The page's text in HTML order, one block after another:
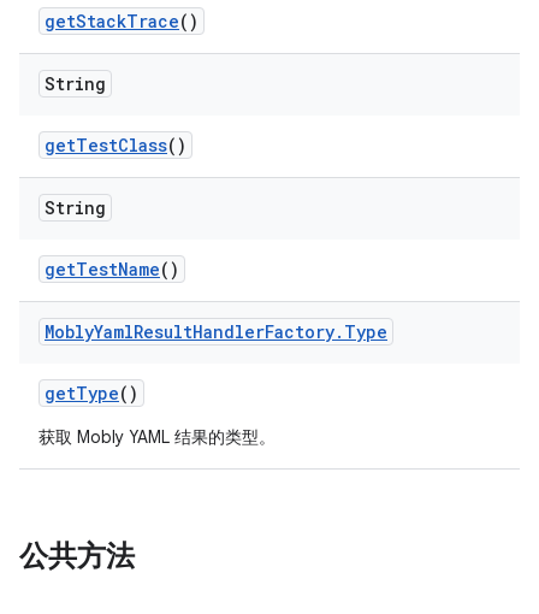
getStackTrace()
String
getTestClass()
String
getTestName()
MoblyYamlResultHandlerFactory. Type
getType()
获取 Mobly YAML 结果的类型。
公共方法